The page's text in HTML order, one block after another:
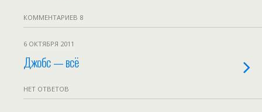
КОММЕНТАРИЕВ 8
6 ОКТЯБРЯ 2011
Джобс — всё
НЕТ ОТВЕТОВ